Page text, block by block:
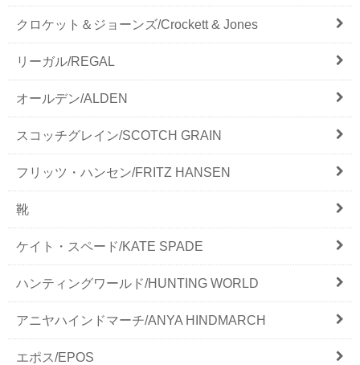
クロケット＆ジョーンズ/Crockett & Jones
リーガル/REGAL
オールデン/ALDEN
スコッチグレイン/SCOTCH GRAIN
フリッツ・ハンセン/FRITZ HANSEN
靴
ケイト・スペード/KATE SPADE
ハンティングワールド/HUNTING WORLD
アニヤハインドマーチ/ANYA HINDMARCH
エポス/EPOS